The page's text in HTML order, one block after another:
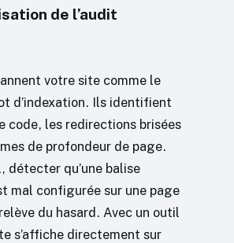
de l’audit
votre site comme le
d’indexation. Ils identifient
code, les redirections brisées
de profondeur de page.
détecter qu’une balise
mal configurée sur une page
du hasard. Avec un outil
s’affiche directement sur